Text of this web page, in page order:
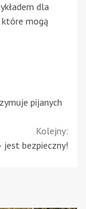
dla
które mogą
pijanych
Kolejny:
jest bezpieczny!